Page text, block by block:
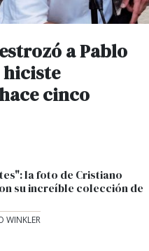
a Pablo
hiciste
cinco
la foto de Cristiano
su increíble colección de
WINKLER